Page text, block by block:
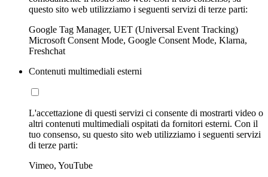
questo sito web utilizziamo i seguenti servizi di terze parti:
Google Tag Manager, UET (Universal Event Tracking)
Microsoft Consent Mode, Google Consent Mode, Klarna,
Freshchat
Contenuti multimediali esterni
L'accettazione di questi servizi ci consente di mostrarti video o
altri contenuti multimediali ospitati da fornitori esterni. Con il
tuo consenso, su questo sito web utilizziamo i seguenti servizi
di terze parti:
Vimeo, YouTube